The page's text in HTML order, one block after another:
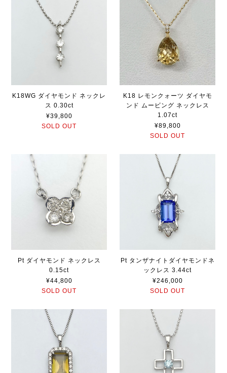
K18WG ダイヤモンド ネックレ
ス 0.30ct
¥39,800
SOLD OUT
K18 レモンクォーツ ダイヤモ
ンド ムービング ネックレス
1.07ct
¥89,800
SOLD OUT
Pt ダイヤモンド ネックレス
0.15ct
¥44,800
SOLD OUT
Pt タンザナイトダイヤモンドネ
ックレス 3.44ct
¥246,000
SOLD OUT